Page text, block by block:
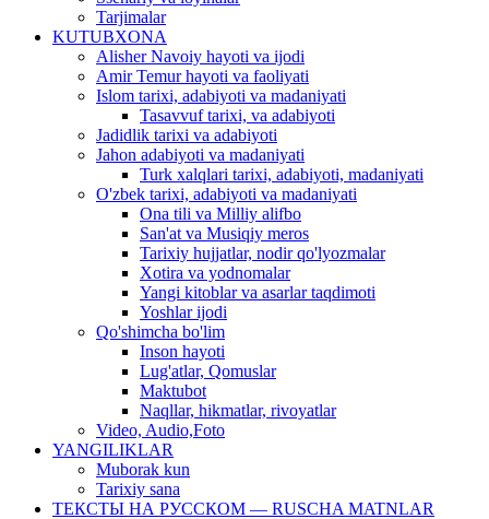
Tarjimalar
KUTUBXONA
Alisher Navoiy hayoti va ijodi
Amir Temur hayoti va faoliyati
Islom tarixi, adabiyoti va madaniyati
Tasavvuf tarixi, va adabiyoti
Jadidlik tarixi va adabiyoti
Jahon adabiyoti va madaniyati
Turk xalqlari tarixi, adabiyoti, madaniyati
O'zbek tarixi, adabiyoti va madaniyati
Ona tili va Milliy alifbo
San'at va Musiqiy meros
Tarixiy hujjatlar, nodir qo'lyozmalar
Xotira va yodnomalar
Yangi kitoblar va asarlar taqdimoti
Yoshlar ijodi
Qo'shimcha bo'lim
Inson hayoti
Lug'atlar, Qomuslar
Maktubot
Naqllar, hikmatlar, rivoyatlar
Video, Audio,Foto
YANGILIKLAR
Muborak kun
Tarixiy sana
ТЕКСТЫ НА РУССКОМ — RUSCHA MATNLAR